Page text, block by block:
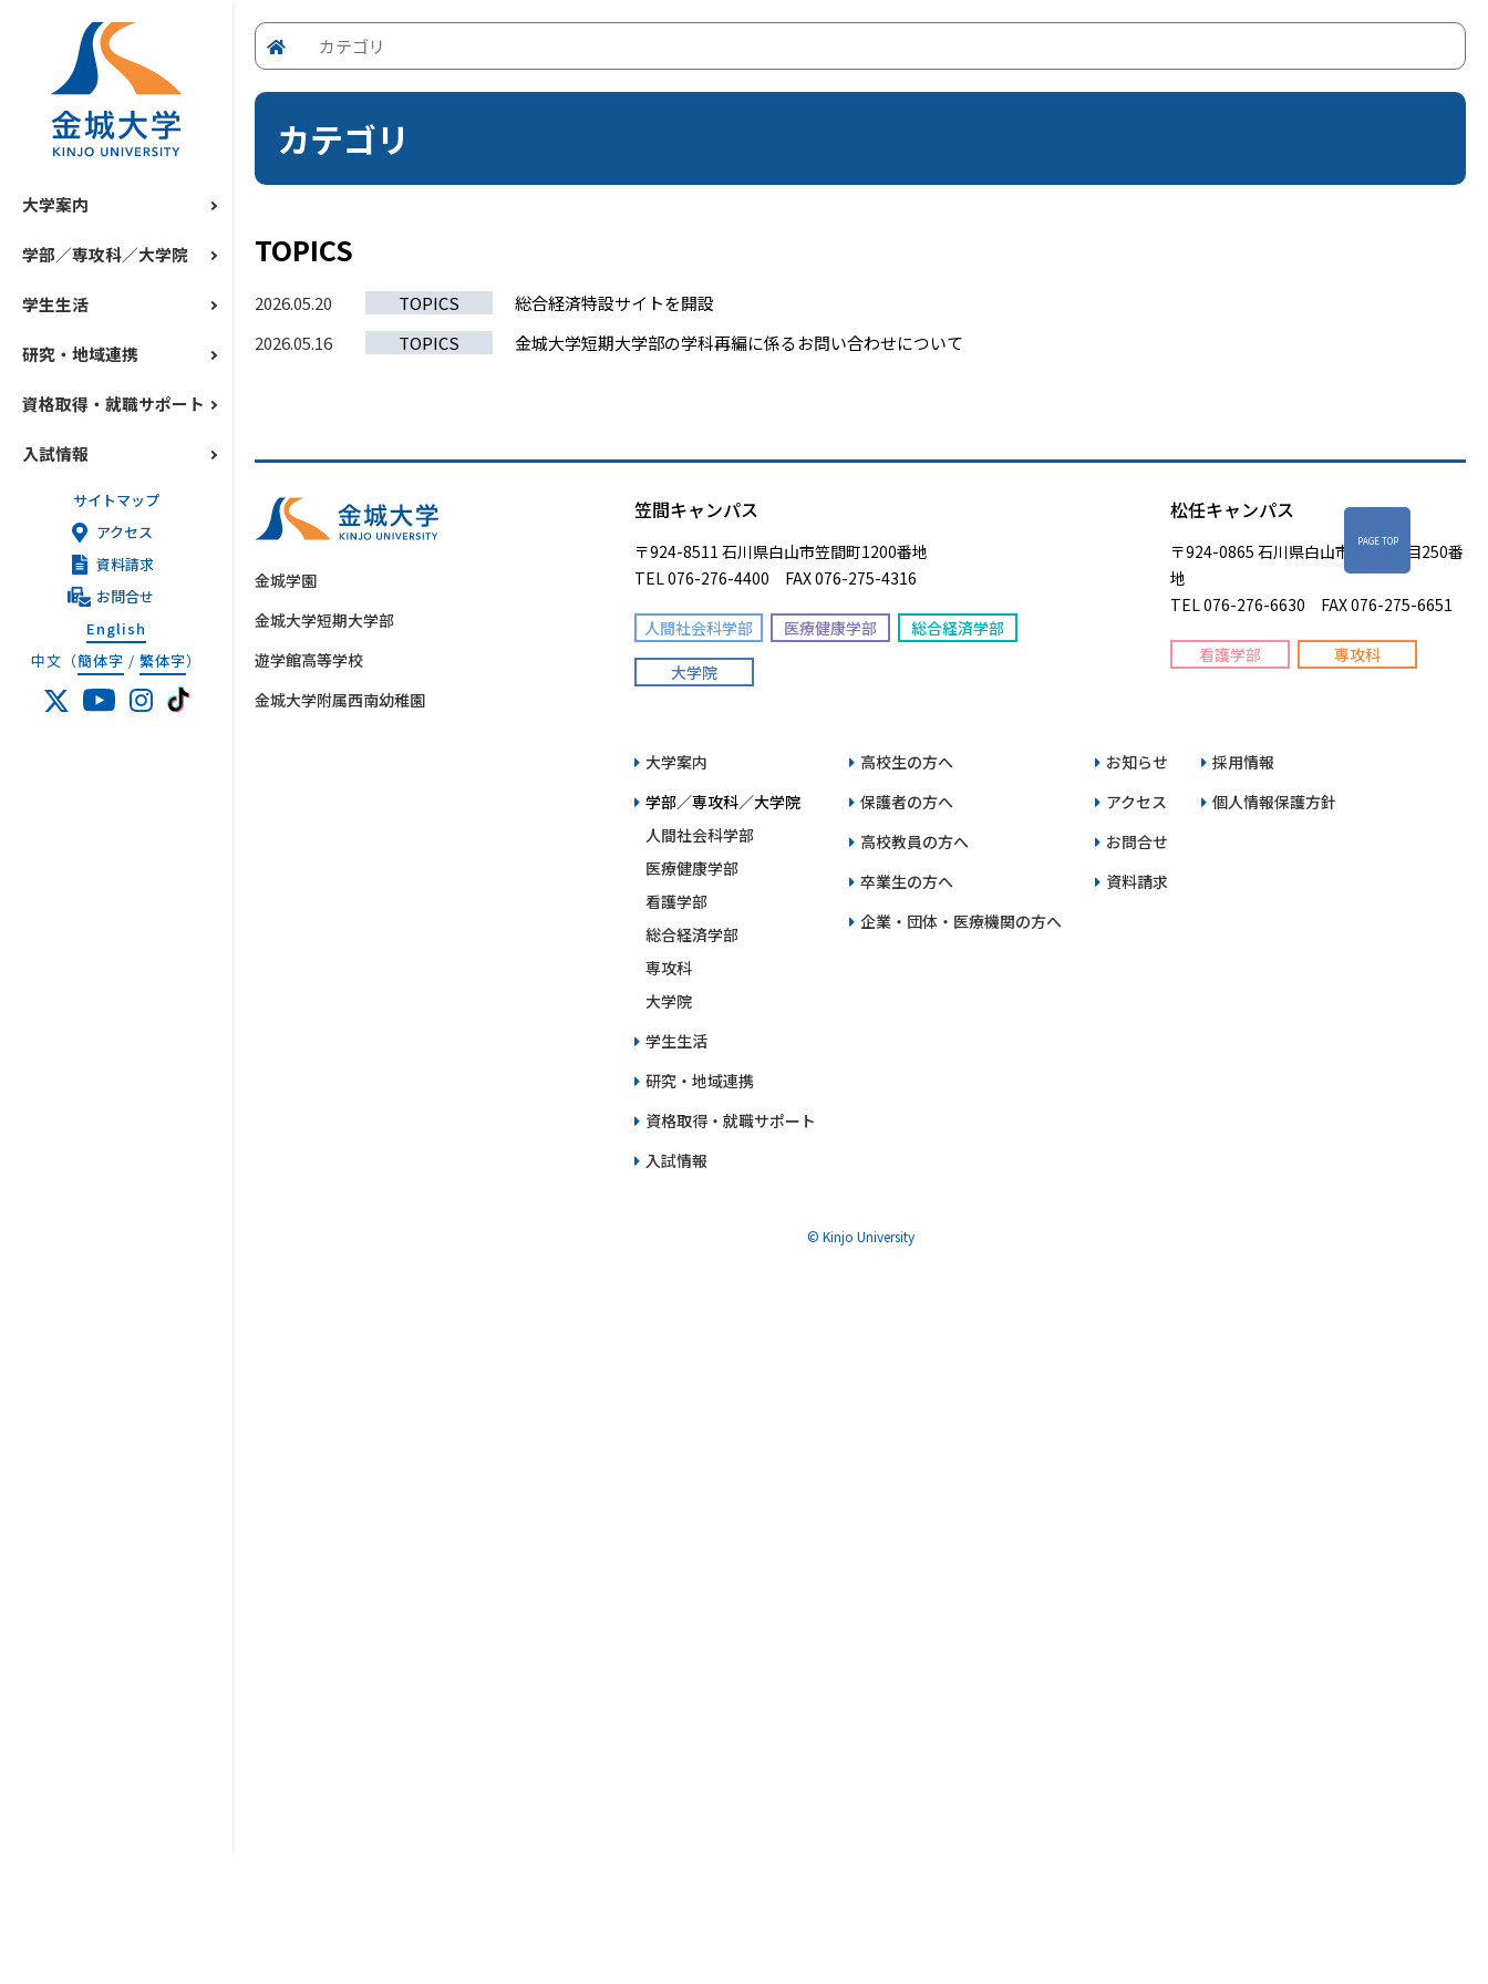
大学案内
学部／専攻科／大学院
学生生活
研究・地域連携
資格取得・就職サポート
入試情報
サイトマップ
アクセス
資料請求
お問合せ
English
中文（簡体字 / 繁体字）
カテゴリ
カテゴリ
TOPICS
2026.05.20 TOPICS
総合経済特設サイトを開設
2026.05.16
TOPICS 金城大学短期大学部の学科再編に係るお問い合わせについて
PAGE TOP
金城学園
金城大学短期大学部
遊学館高等学校
金城大学附属西南幼稚園
笠間キャンパス
〒924-8511 石川県白山市笠間町1200番地
TEL 076-276-4400 FAX 076-275-4316
人間社会科学部 医療健康学部
総合経済学部
大学院
松任キャンパス
〒924-0865 石川県白山市倉光1丁目250番
地
TEL 076-276-6630 FAX 076-275-6651
看護学部 専攻科
大学案内
学部／専攻科／大学院
人間社会科学部
医療健康学部
看護学部
総合経済学部
専攻科
大学院
学生生活
研究・地域連携
資格取得・就職サポート
入試情報
高校生の方へ
保護者の方へ
高校教員の方へ
卒業生の方へ
企業・団体・医療機関の方へ
お知らせ
アクセス
お問合せ
資料請求
採用情報
個人情報保護方針
© Kinjo University